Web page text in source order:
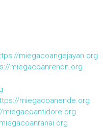
miegacoangejayan.org
miegacoanrenon.org
miegacoanende.org
miegacoantidore.org